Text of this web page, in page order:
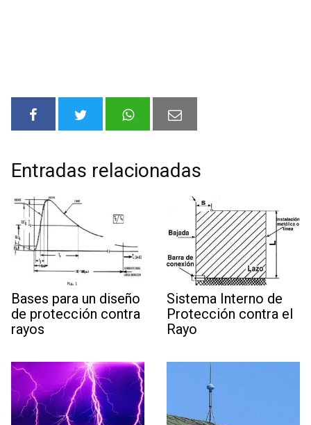
Entradas relacionadas
Bases para un diseño
de protección contra
rayos
Sistema Interno de
Protección contra el
Rayo